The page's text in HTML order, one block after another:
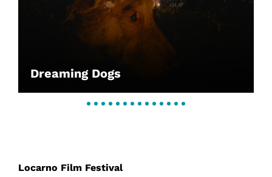
Dreaming Dogs
Locarno Film Festival